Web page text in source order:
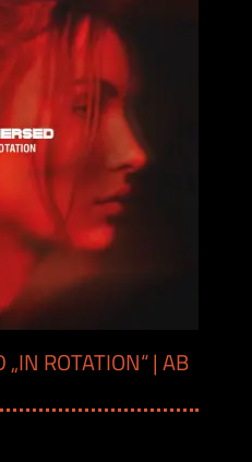
ROTATION“ | AB